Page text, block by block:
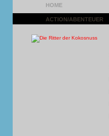
HOME
ACTION/ABENTEUER